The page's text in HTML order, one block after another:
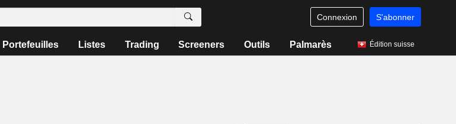
Connexion S'abonner
Portefeuilles Listes Trading Screeners Outils Palmarès Édition suisse